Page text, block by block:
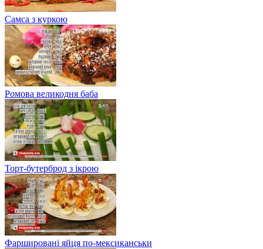
Самса з куркою
Ромова великодня баба
Торт-бутерброд з ікрою
Фаршировані яйця по-мексиканськи